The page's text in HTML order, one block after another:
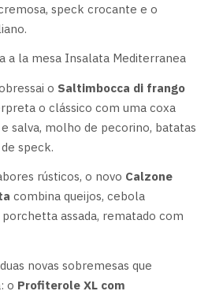
speck crocante e o
o Saltimbocca di frango
o clássico com uma coxa
salva, molho de pecorino, batatas
speck.
rústicos, o novo Calzone
combina queijos, cebola
assada, rematado com
novas sobremesas que
o Profiterole XL com